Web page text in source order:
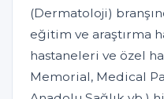
(Dermatoloji)
eğitim ve araştırma
hastaneleri ve özel
Memorial, Medical